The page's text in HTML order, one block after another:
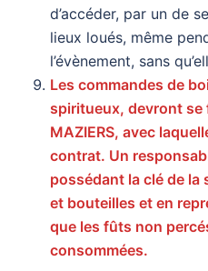
d’accéder, par un de
lieux loués, même
l’évènement, sans
Les commandes de
spiritueux, devront se
MAZIERS, avec
contrat. Un
possédant la clé de la
et bouteilles et en
que les fûts non
consommées.